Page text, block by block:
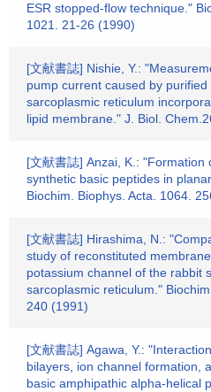
ESR stopped-flow technique."
1021. 21-26 (1990)
[文献書誌] Nishie, Y.:
pump current caused by purified
sarcoplasmic reticulum
lipid membrane." J. Biol.
[文献書誌] Anzai, K.: "Formation
synthetic basic peptides in
Biochim. Biophys. Acta. 1064.
[文献書誌] Hirashima, N.:
study of reconstituted
potassium channel of the rabbit
sarcoplasmic reticulum."
240 (1991)
[文献書誌] Agawa, Y.:
bilayers, ion channel formation,
basic amphipathic alpha-helical